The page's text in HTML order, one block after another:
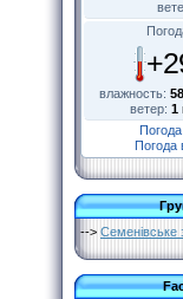
влажность:
ветер: 1
Погода
--> Семенівське